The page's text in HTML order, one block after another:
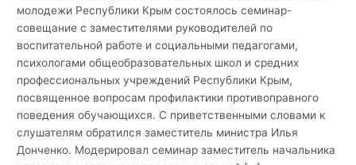
молодежи Республики Крым состоялось семинар-
совещание с заместителями руководителей по
воспитательной работе и социальными педагогами,
психологами общеобразовательных школ и средних
профессиональных учреждений Республики Крым,
посвященное вопросам профилактики противоправного
поведения обучающихся. С приветственными словами к
слушателям обратился заместитель министра Илья
Донченко. Модерировал семинар заместитель начальника